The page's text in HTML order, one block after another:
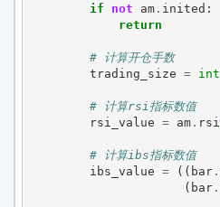
if
not am. inited :
return
# 计算开仓手数
trading_size = int
# 计算rsi指标数值
rsi_value = am. rsi
# 计算ibs指标数值
ibs_value = (( bar.
( bar.